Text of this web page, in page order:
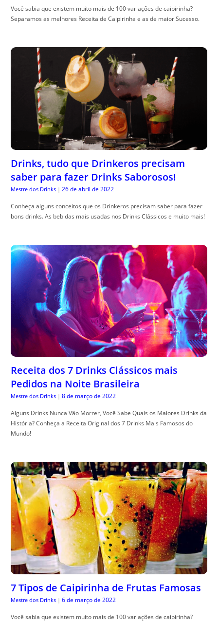
Você sabia que existem muito mais de 100 variações de caipirinha?
Separamos as melhores Receita de Caipirinha e as de maior Sucesso.
Drinks, tudo que Drinkeros precisam
saber para fazer Drinks Saborosos!
Mestre dos Drinks | 26 de abril de 2022
Conheça alguns conceitos que os Drinkeros precisam saber para fazer
bons drinks. As bebidas mais usadas nos Drinks Clássicos e muito mais!
Receita dos 7 Drinks Clássicos mais
Pedidos na Noite Brasileira
Mestre dos Drinks | 8 de março de 2022
Alguns Drinks Nunca Vão Morrer, Você Sabe Quais os Maiores Drinks da
História? Conheça a Receita Original dos 7 Drinks Mais Famosos do
Mundo!
7 Tipos de Caipirinha de Frutas Famosas
Mestre dos Drinks | 6 de março de 2022
Você sabia que existem muito mais de 100 variações de caipirinha?